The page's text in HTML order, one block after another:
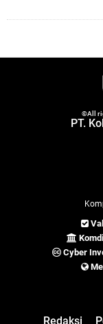
©All
PT.
Cyber
Redaksi